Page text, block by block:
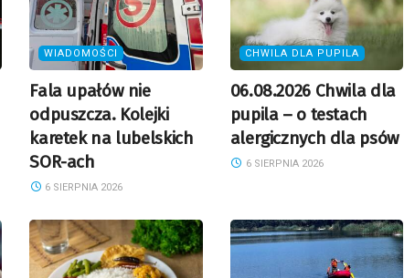
WIADOMOŚCI
Fala upałów nie
odpuszcza. Kolejki
karetek na lubelskich
SOR-ach
6 SIERPNIA 2026
CHWILA DLA PUPILA
06.08.2026 Chwila dla
pupila – o testach
alergicznych dla psów
6 SIERPNIA 2026